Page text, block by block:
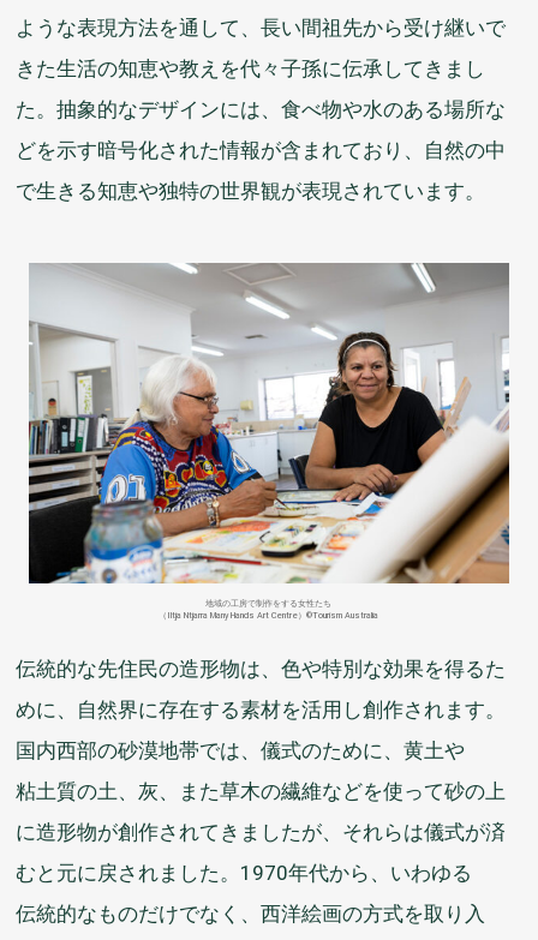
ような表現方法を通 して、長い間祖先から受け継いで
きた生活の知恵や教 えを代々子孫に伝承 してきまし
た。抽象的なデザインには、食べ物や水のある場所な
どを示す暗号化された情報が含 まれており、 自然の中
で生 きる知恵や独特の世界観が表現されています。
地域の工房で制作をする女性たち
（Iltja Ntjarra Many Hands Art Centre）©Tourism Australia
伝統的な先住民の造形物は、色や特別な効果を得るた
めに、 自然界に存在する素材を活用 し創作されます。
国内西部の砂漠地帯では、儀式のために、黄土や
粘土質の土 、 灰、また草木の繊維などを使って砂の 上
に造形物が創作されてきましたが、それらは儀式が済
むと 元に 戻されました。1970年代から、いわゆる
伝統的なものだけでなく、西洋絵画の方式を取 り 入